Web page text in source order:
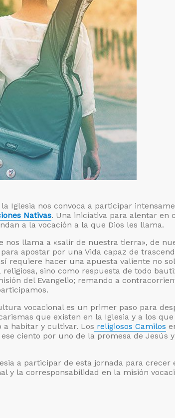
Iglesia nos convoca a participar
Nativas. Una iniciativa para alentar en
a la vocación a la que Dios les llama.
nos llama a «salir de nuestra tierra», de
apostar por una Vida capaz de
requiere hacer una apuesta valiente no
religiosa, sino como respuesta de todo
del Evangelio; remando a
vocacional es un primer paso para
que existen en la Iglesia y a los
a habitar y cultivar. Los religiosos Camilos
ciento por uno de la promesa de Jesús
a participar de esta jornada para crecer
y la corresponsabilidad en la misión